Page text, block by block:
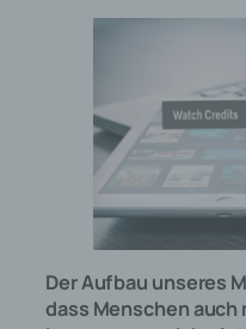
Der Aufbau unseres
dass Menschen